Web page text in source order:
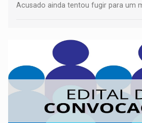
Acusado ainda tentou fugir para um